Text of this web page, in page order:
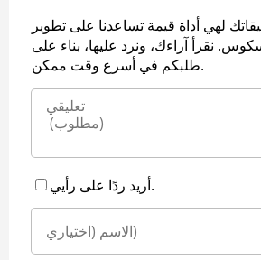
لهي أداة قيمة تساعدنا على تطوير
نقرأ آراءك، ونرد عليها، بناء على
طلبكم في أسرع وقت ممكن.
أريد ردًا على رأيي.